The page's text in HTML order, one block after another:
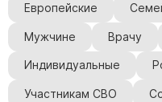
Европейские
Мужчине Врачу
Индивидуальные
Участникам СВО